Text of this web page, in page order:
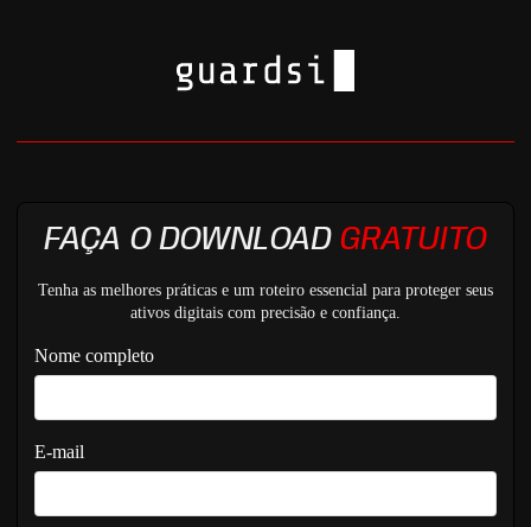
FAÇA O DOWNLOAD GRATUITO
Tenha as melhores práticas e um roteiro essencial para proteger seus
ativos digitais com precisão e confiança.
Nome completo
E-mail